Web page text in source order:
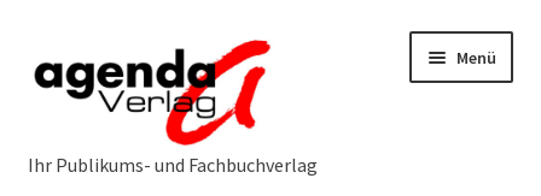
Navigation
springen
Inhalt
springen
Menü